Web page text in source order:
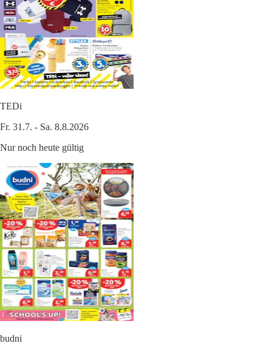
TEDi
Fr. 31.7. - Sa. 8.8.2026
Nur noch heute gültig
budni